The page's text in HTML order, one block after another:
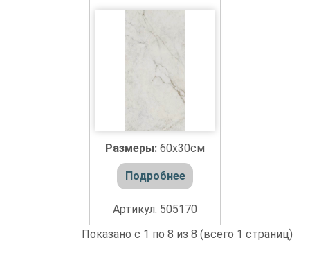
Размеры: 60x30см
Подробнее
Артикул: 505170
Показано с 1 по 8 из 8 (всего 1 страниц)